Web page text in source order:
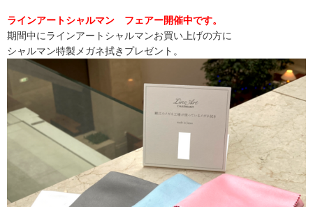
ラインアートシャルマン フェアー開催中です。
期間中にラインアートシャルマンお買い上げの方に
シャルマン特製メガネ拭きプレゼント。